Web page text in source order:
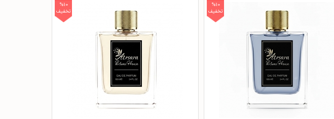
%10
تخفیف
%10
تخفیف